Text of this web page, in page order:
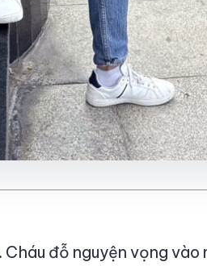
đỗ nguyện vọng